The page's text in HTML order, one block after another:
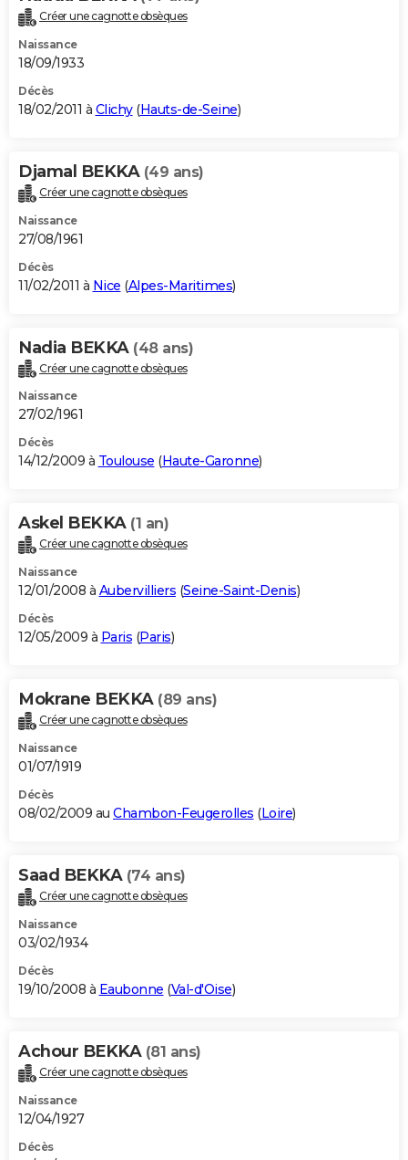
Créer une cagnotte obsèques
Naissance
18/09/1933
Décès
18/02/2011 à Clichy(Hauts-de-Seine)
Djamal BEKKA (49 ans)
Créer une cagnotte obsèques
Naissance
27/08/1961
Décès
11/02/2011 à Nice (Alpes-Maritimes)
Nadia BEKKA (48 ans)
Créer une cagnotte obsèques
Naissance
27/02/1961
Décès
14/12/2009 à Toulouse (Haute-Garonne)
Askel BEKKA (1 an)
Créer une cagnotte obsèques
Naissance
12/01/2008 à Aubervilliers (Seine-Saint-Denis)
Décès
12/05/2009 à Paris (Paris)
Mokrane BEKKA (89 ans)
Créer une cagnotte obsèques
Naissance
01/07/1919
Décès
08/02/2009 au Chambon-Feugerolles (Loire)
Saad BEKKA (74 ans)
Créer une cagnotte obsèques
Naissance
03/02/1934
Décès
19/10/2008 à Eaubonne (Val-d'Oise)
Achour BEKKA (81 ans)
Créer une cagnotte obsèques
Naissance
12/04/1927
Décès